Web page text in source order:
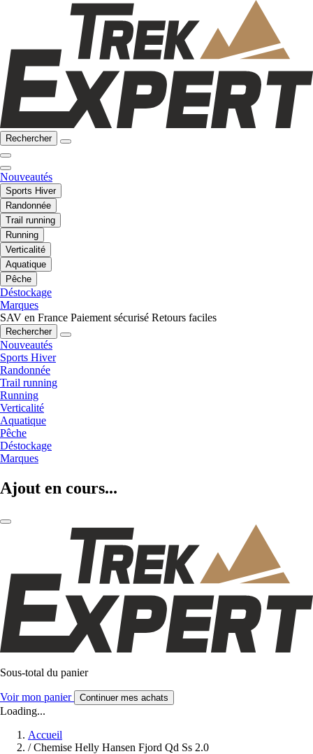
Rechercher
Nouveautés
Sports Hiver
Randonnée
Trail running
Running
Verticalité
Aquatique
Pêche
Déstockage
Marques
SAV en France Paiement sécurisé Retours faciles
Rechercher
Nouveautés
Sports Hiver
Randonnée
Trail running
Running
Verticalité
Aquatique
Pêche
Déstockage
Marques
Ajout en cours...
Sous-total du panier
Voir mon panier Continuer mes achats
Loading...
Accueil
/ Chemise Helly Hansen Fjord Qd Ss 2.0